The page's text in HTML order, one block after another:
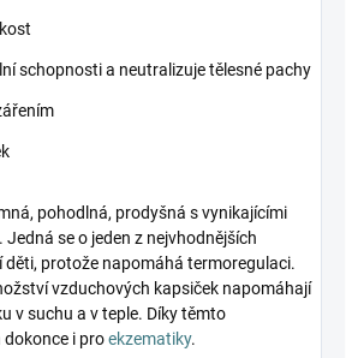
schopnosti a neutralizuje tělesné pachy
pohodlná, prodyšná s vynikajícími
se o jeden z nejvhodnějších
děti, protože napomáhá termoregulaci.
vzduchových kapsiček napomáhají
v suchu a v teple. Díky těmto
i proekzematiky.